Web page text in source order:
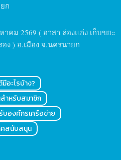
ก
คม 2569 ( อาสา ล่องแก่ง เก็บขยะ
ง ) อ.เมือง จ.นครนายก
มีอะไรบ้าง?
สำหรับสมาชิก
บองค์กรเครือข่าย
คสนับสนุน